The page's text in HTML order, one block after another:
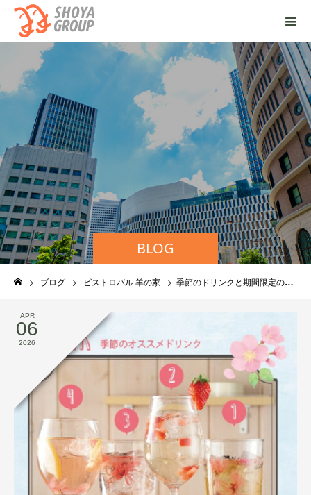
BLOG
ブログ ビストロバル 羊の家 季節のドリンクと期間限定のオススメメニュー♪
APR
06
2026